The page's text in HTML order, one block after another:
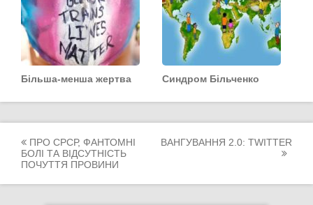
Більша-менша жертва Синдром Більченко
Post
navigation
ПРО СРСР, ФАНТОМНІ
БОЛІ ТА ВІДСУТНІСТЬ
ПОЧУТТЯ ПРОВИНИ
ВАНГУВАННЯ 2.0: TWITTER